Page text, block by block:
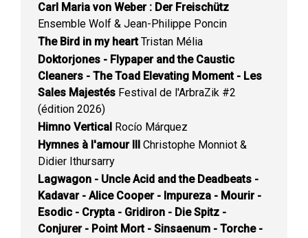
Carl Maria von Weber : Der Freischütz
Ensemble Wolf & Jean-Philippe Poncin
The Bird in my heartTristan Mélia
Doktorjones - Flypaper and the Caustic
Cleaners - The Toad Elevating Moment - Les
Sales Majestés Festival de l'ArbraZik #2
(édition 2026)
Himno Vertical Rocío Márquez
Hymnes à l'amour III Christophe Monniot &
Didier Ithursarry
Lagwagon - Uncle Acid and the Deadbeats -
Kadavar - Alice Cooper - Impureza - Mourir -
Esodic - Crypta - Gridiron - Die Spitz -
Conjurer - Point Mort - Sinsaenum - Torche -